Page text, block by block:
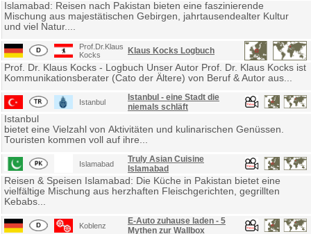
Islamabad: Reisen nach Pakistan bieten eine faszinierende
Mischung aus majestätischen Gebirgen, jahrtausendealter Kultur
und viel Natur....
Prof.Dr.Klaus
Kocks
Klaus Kocks Logbuch
Prof. Dr. Klaus Kocks - Logbuch Unser Autor Prof. Dr. Klaus Kocks ist
Kommunikationsberater (Cato der Ältere) von Beruf & Autor aus...
Istanbul
Istanbul - eine Stadt die
niemals schläft
Istanbul
bietet eine Vielzahl von Aktivitäten und kulinarischen Genüssen.
Touristen kommen voll auf ihre...
Islamabad
Truly Asian Cuisine
Islamabad
Reisen & Speisen Islamabad: Die Küche in Pakistan bietet eine
vielfältige Mischung aus herzhaften Fleischgerichten, gegrillten
Kebabs...
Koblenz
E-Auto zuhause laden - 5
Mythen zur Wallbox